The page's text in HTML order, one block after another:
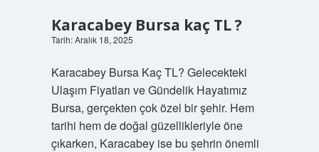
Karacabey Bursa kaç TL ?
Tarih: Aralık 18, 2025
Karacabey Bursa Kaç TL? Gelecekteki
Ulaşım Fiyatları ve Gündelik Hayatımız
Bursa, gerçekten çok özel bir şehir. Hem
tarihi hem de doğal güzellikleriyle öne
çıkarken, Karacabey ise bu şehrin önemli